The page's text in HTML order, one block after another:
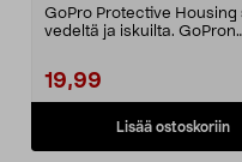
GoPro Protective Housing
vedeltä ja iskuilta. GoPron
19,99
Lisää ostoskoriin